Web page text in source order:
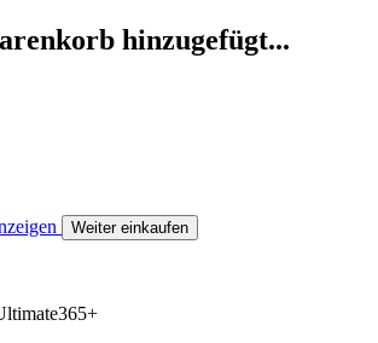
hinzugefügt...
Weiter einkaufen